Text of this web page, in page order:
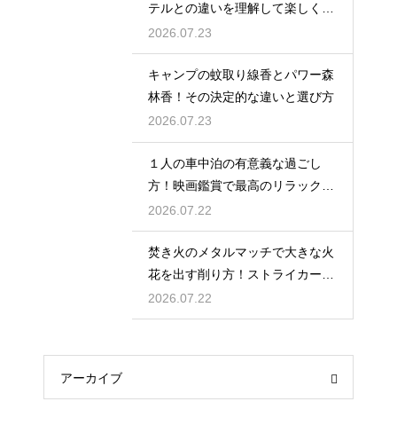
テルとの違いを理解して楽しく過
ごす
2026.07.23
キャンプの蚊取り線香とパワー森
林香！その決定的な違いと選び方
2026.07.23
１人の車中泊の有意義な過ごし
方！映画鑑賞で最高のリラックス
タイム
2026.07.22
焚き火のメタルマッチで大きな火
花を出す削り方！ストライカーの
角度の秘密
2026.07.22
アーカイブ